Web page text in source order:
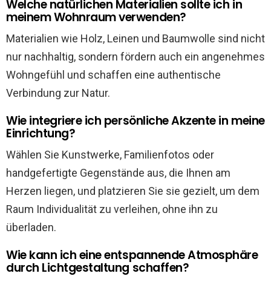
Welche natürlichen Materialien sollte ich in
meinem Wohnraum verwenden?
Materialien wie Holz, Leinen und Baumwolle sind nicht
nur nachhaltig, sondern fördern auch ein angenehmes
Wohngefühl und schaffen eine authentische
Verbindung zur Natur.
Wie integriere ich persönliche Akzente in meine
Einrichtung?
Wählen Sie Kunstwerke, Familienfotos oder
handgefertigte Gegenstände aus, die Ihnen am
Herzen liegen, und platzieren Sie sie gezielt, um dem
Raum Individualität zu verleihen, ohne ihn zu
überladen.
Wie kann ich eine entspannende Atmosphäre
durch Lichtgestaltung schaffen?